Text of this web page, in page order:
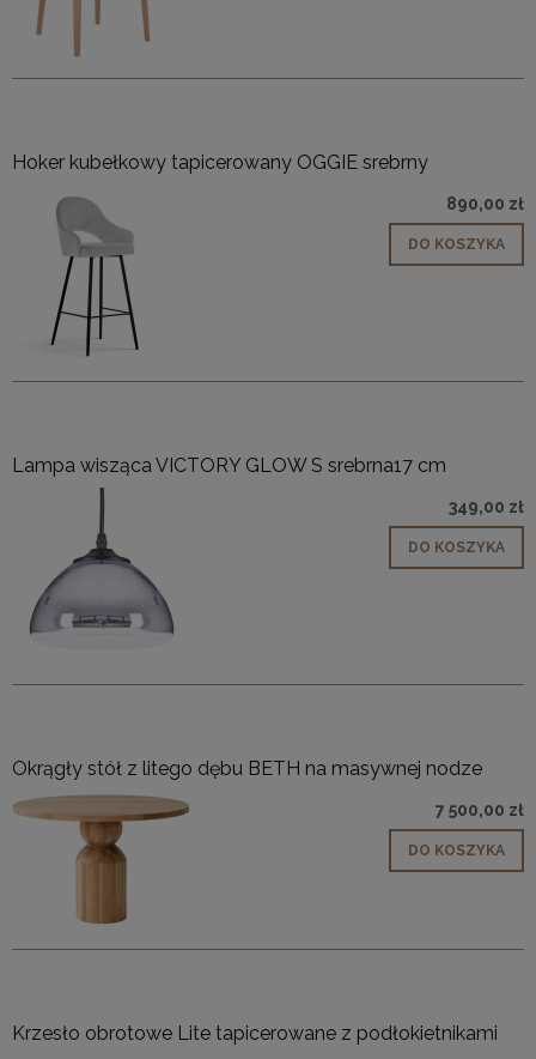
Hoker kubełkowy tapicerowany OGGIE srebrny
890,00 zł
DO KOSZYKA
Lampa wisząca VICTORY GLOW S srebrna17 cm
349,00 zł
DO KOSZYKA
Okrągły stół z litego dębu BETH na masywnej nodze
7 500,00 zł
DO KOSZYKA
Krzesło obrotowe Lite tapicerowane z podłokietnikami